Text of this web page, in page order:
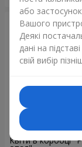
Квіти в коробці
або
Вашого
Деякі
дані на
свій вибір